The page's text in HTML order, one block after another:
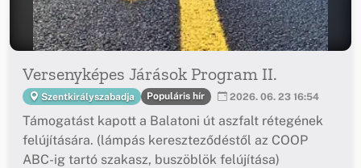
Versenyképes Járások Program II.
Szentkirályszabadja Populáris hír 2026. 06. 23 16:54
Támogatást kapott a Balatoni út aszfalt rétegének
felújítására. (lámpás kereszteződéstől az COOP
ABC-ig tartó szakasz, buszöblök felújítása)